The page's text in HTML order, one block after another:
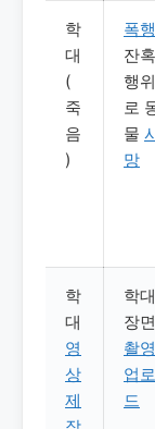
학
대
(
죽
음
)
폭행
잔혹
행위
로
물
망
학
대
영
상
제
학대
장면
촬영
업로
드